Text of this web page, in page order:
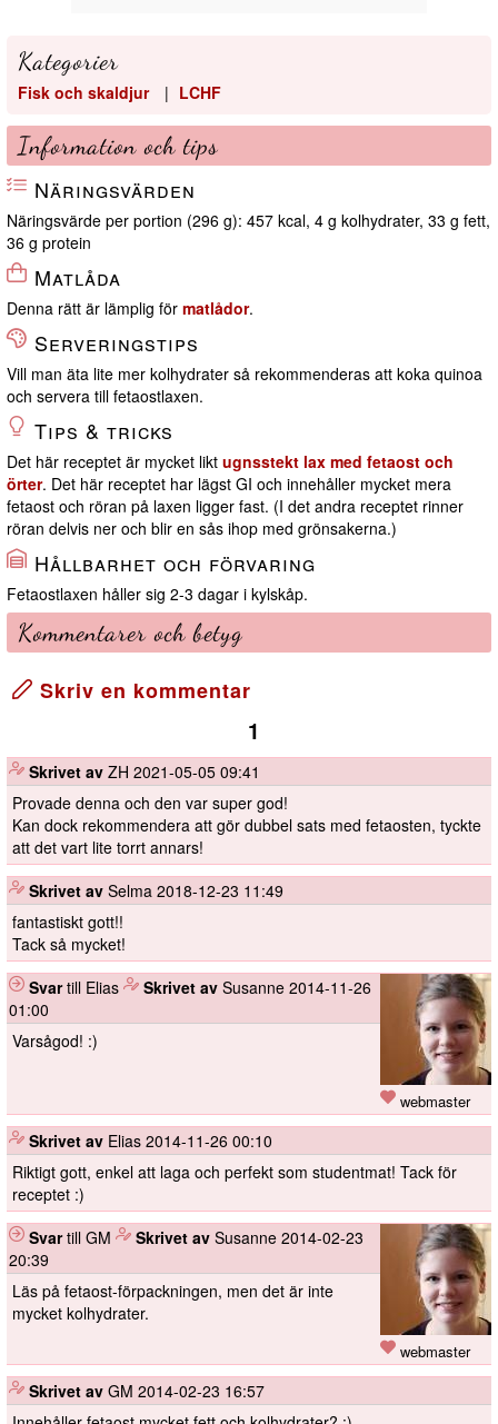
Kategorier
Fisk och skaldjur | LCHF
Information och tips
Näringsvärden
Näringsvärde per portion (296 g): 457 kcal, 4 g kolhydrater, 33 g fett,
36 g protein
Matlåda
Denna rätt är lämplig för matlådor.
Serveringstips
Vill man äta lite mer kolhydrater så rekommenderas att koka quinoa
och servera till fetaostlaxen.
Tips & tricks
Det här receptet är mycket likt ugnsstekt lax med fetaost och
örter. Det här receptet har lägst GI och innehåller mycket mera
fetaost och röran på laxen ligger fast. (I det andra receptet rinner
röran delvis ner och blir en sås ihop med grönsakerna.)
Hållbarhet och förvaring
Fetaostlaxen håller sig 2-3 dagar i kylskåp.
Kommentarer och betyg
Skriv en kommentar
1
Skrivet av ZH 2021-05-05 09:41
Provade denna och den var super god!
Kan dock rekommendera att gör dubbel sats med fetaosten, tyckte
att det vart lite torrt annars!
Skrivet av Selma 2018-12-23 11:49
fantastiskt gott!!
Tack så mycket!
webmaster
Svartill Elias Skrivet av Susanne 2014-11-26
01:00
Varsågod! :)
Skrivet av Elias 2014-11-26 00:10
Riktigt gott, enkel att laga och perfekt som studentmat! Tack för
receptet :)
webmaster
Svartill GM Skrivet av Susanne 2014-02-23
20:39
Läs på fetaost-förpackningen, men det är inte
mycket kolhydrater.
Skrivet av GM 2014-02-23 16:57